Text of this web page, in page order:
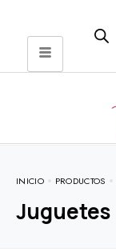
INICIO PRODUCTOS
Juguetes